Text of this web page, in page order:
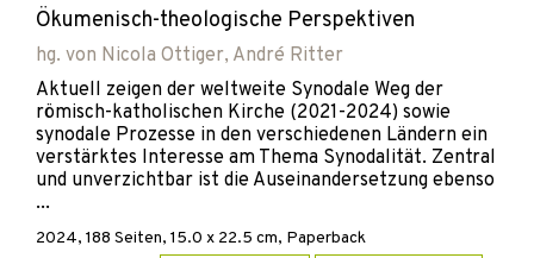
Ökumenisch-theologische Perspektiven
hg. von Nicola Ottiger, André Ritter
Aktuell zeigen der weltweite Synodale Weg der
römisch-katholischen Kirche (2021-2024) sowie
synodale Prozesse in den verschiedenen Ländern ein
verstärktes Interesse am Thema Synodalität. Zentral
und unverzichtbar ist die Auseinandersetzung ebenso
...
2024, 188 Seiten, 15.0 x 22.5 cm, Paperback